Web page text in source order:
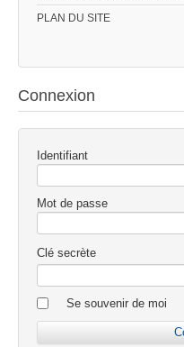
PLAN DU SITE
Connexion
Identifiant
Mot de passe
Clé secrète
Se souvenir de moi